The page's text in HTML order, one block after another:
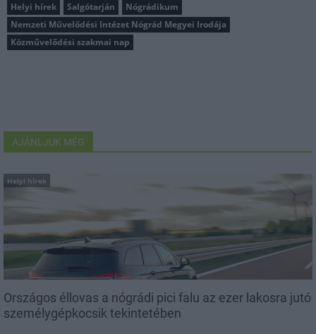
Helyi hírek Salgótarján
Nógrádikum
Nemzeti Művelődési Intézet Nógrád Megyei Irodája
Közművelődési szakmai nap
AJÁNLJUK MÉG
Helyi hírek
Országos éllovas a nógrádi pici falu az ezer lakosra jutó
személygépkocsik tekintetében